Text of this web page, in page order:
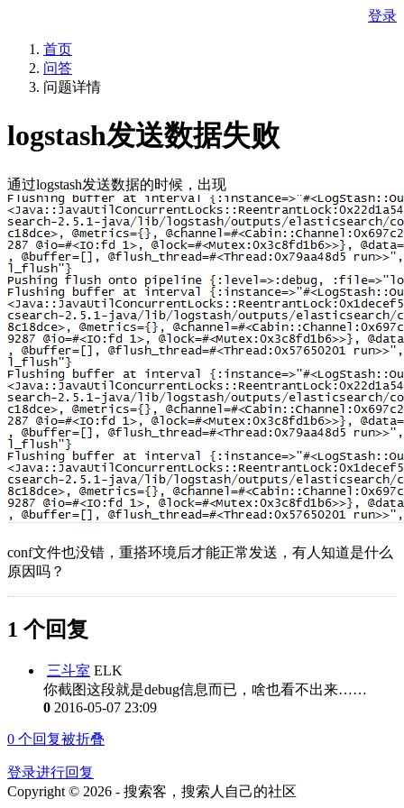
登录
首页
问答
问题详情
logstash发送数据失败
通过logstash发送数据的时候，出现
conf文件也没错，重搭环境后才能正常发送，有人知道是什么
原因吗？
1 个回复
三斗室 ELK
你截图这段就是debug信息而已，啥也看不出来……
0 2016-05-07 23:09
0 个回复被折叠
登录进行回复
Copyright © 2026 - 搜索客，搜索人自己的社区